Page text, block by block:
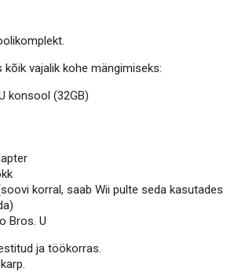
vajalik kohe mängimiseks:
konsool (32GB)
korral, saab Wii pulte seda kasutades
Bros. U
ja töökorras.